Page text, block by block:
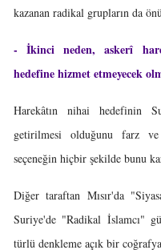
kazanan radikal grupların da
- İkinci neden, askerî
hedefine hizmet etmeyecek
Harekâtın nihai hedefinin
getirilmesi olduğunu farz
seçeneğin hiçbir şekilde bunu
Diğer taraftan Mısır'da
Suriye'de "Radikal İslamcı"
türlü denkleme açık bir